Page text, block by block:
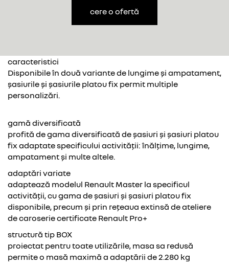
cere o ofertă
caracteristici
Disponibile în două variante de lungime și ampatament,
șasiurile și șasiurile platou fix permit multiple
personalizări.
gamă diversificată
profită de gama diversificată de șasiuri și șasiuri platou
fix adaptate specificului activității: înălțime, lungime,
ampatament și multe altele.
adaptări variate
adaptează modelul Renault Master la specificul
activității, cu gama de șasiuri și șasiuri platou fix
disponibile, precum și prin rețeaua extinsă de ateliere
de caroserie certificate Renault Pro+
structură tip BOX
proiectat pentru toate utilizările, masa sa redusă
permite o masă maximă a adaptării de 2.280 kg